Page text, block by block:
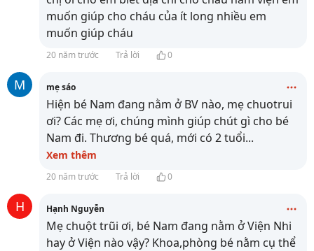
muốn giúp cho cháu của ít long nhiều em
muốn giúp cháu
20 năm trước Trả lời 0
M mẹ sáo
Hiện bé Nam đang nằm ở BV nào, mẹ chuotrui
ơi? Các mẹ ơi, chúng mình giúp chút gì cho bé
Nam đi. Thương bé quá, mới có 2 tuổi...
Xem thêm
20 năm trước Trả lời 0
H Hạnh Nguyễn
Mẹ chuột trũi ơi, bé Nam đang nằm ở Viện Nhi
hay ở Viện nào vậy? Khoa,phòng bé nằm cụ thể